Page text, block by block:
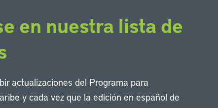
en nuestra lista de
actualizaciones del Programa para
y cada vez que la edición en español de